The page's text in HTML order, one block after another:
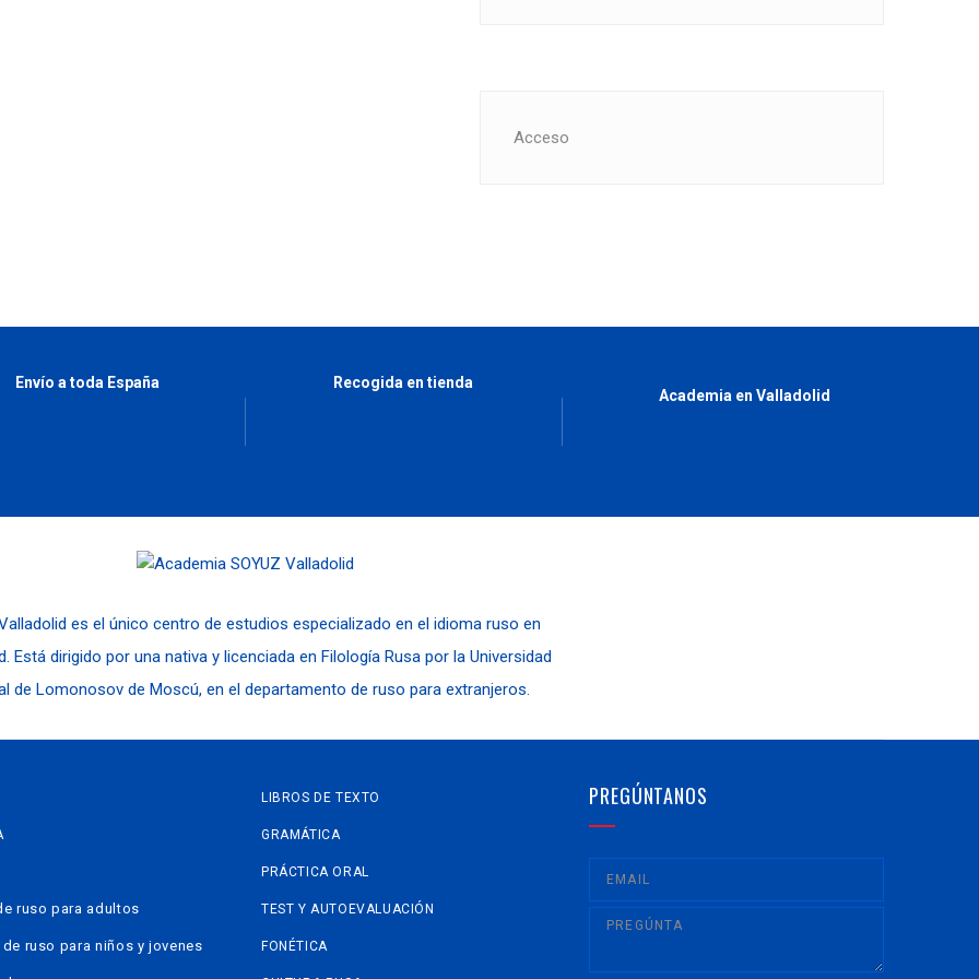
Acceso
Envío a toda España Recogida en tienda
Academia en Valladolid
es el único centro de estudios especializado en el idioma ruso en
Está dirigido por una nativa y licenciada en Filología Rusa por la Universidad
de Lomonosov de Moscú, en el departamento de ruso para extranjeros.
ruso para adultos
ruso para niños y jovenes
LIBROS DE TEXTO
GRAMÁTICA
PRÁCTICA ORAL
TEST Y AUTOEVALUACIÓN
FONÉTICA
PREGÚNTANOS